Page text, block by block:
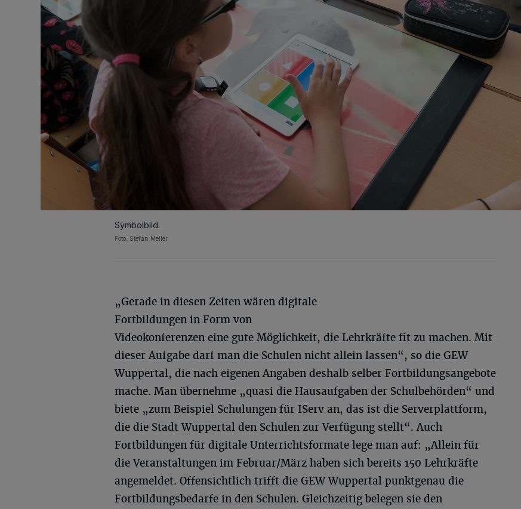
Symbolbild.
Foto: Stefan Meller
„Gerade in diesen Zeiten wären digitale
Fortbildungen in Form von
Videokonferenzen eine gute Möglichkeit, die Lehrkräfte fit zu machen. Mit
dieser Aufgabe darf man die Schulen nicht allein lassen“, so die GEW
Wuppertal, die nach eigenen Angaben deshalb selber Fortbildungsangebote
mache. Man übernehme „quasi die Hausaufgaben der Schulbehörden“ und
biete „zum Beispiel Schulungen für IServ an, das ist die Serverplattform,
die die Stadt Wuppertal den Schulen zur Verfügung stellt“. Auch
Fortbildungen für digitale Unterrichtsformate lege man auf: „Allein für
die Veranstaltungen im Februar/März haben sich bereits 150 Lehrkräfte
angemeldet. Offensichtlich trifft die GEW Wuppertal punktgenau die
Fortbildungsbedarfe in den Schulen. Gleichzeitig belegen sie den